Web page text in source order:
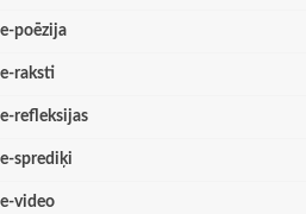
e-poēzija
e-raksti
e-refleksijas
e-sprediķi
e-video